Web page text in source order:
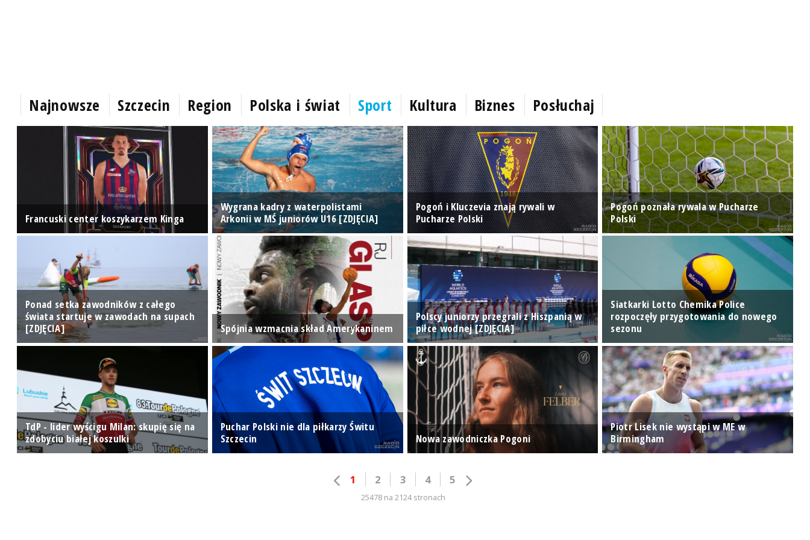
Najnowsze Szczecin Region Polska i świat Sport Kultura Biznes Posłuchaj
Francuski center koszykarzem Kinga
Wygrana kadry z waterpolistami
Arkonii w MŚ juniorów U16 [ZDJĘCIA]
Pogoń i Kluczevia znają rywali w
Pucharze Polski
Pogoń poznała rywala w Pucharze
Polski
Ponad setka zawodników z całego
świata startuje w zawodach na supach
[ZDJĘCIA]
Spójnia wzmacnia skład Amerykaninem
Polscy juniorzy przegrali z Hiszpanią w
piłce wodnej [ZDJĘCIA]
Siatkarki Lotto Chemika Police
rozpoczęły przygotowania do nowego
sezonu
TdP - lider wyścigu Milan: skupię się na
zdobyciu białej koszulki
Puchar Polski nie dla piłkarzy Świtu
Szczecin
Nowa zawodniczka Pogoni
Piotr Lisek nie wystąpi w ME w
Birmingham
1 2 3 4 5
25478 na 2124 stronach